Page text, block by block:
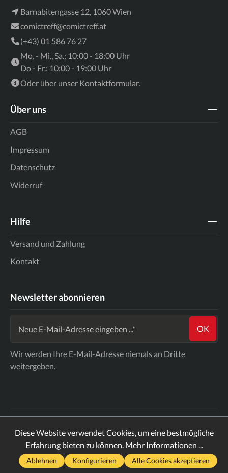
Barnabitengasse 12, 1060 Wien
comictreff@comictreff.at
(+43) 01 586 76 27
Mo. - Mi., Sa.: 10:00 - 18:00 Uhr
Do - Fr.: 10:00 - 19:00 Uhr
Oder über unser Kontaktformular
Über uns
AGB
Impressum
Datenschutz
Widerruf
Hilfe
Versand und Zahlung
Kontakt
Newsletter abonnieren
OK
Wir werden Ihre E-Mail-Adresse niemals an Dritte
weitergeben.
Versandkostenund ggf. Nachnahmegebühren, wenn nicht
anders angegeben.
2026ComicTreff
Diese Website verwendet Cookies, um eine bestmögliche
Erfahrung bieten zu können. Mehr Informationen ...
Ablehnen Konfigurieren Alle Cookies akzeptieren